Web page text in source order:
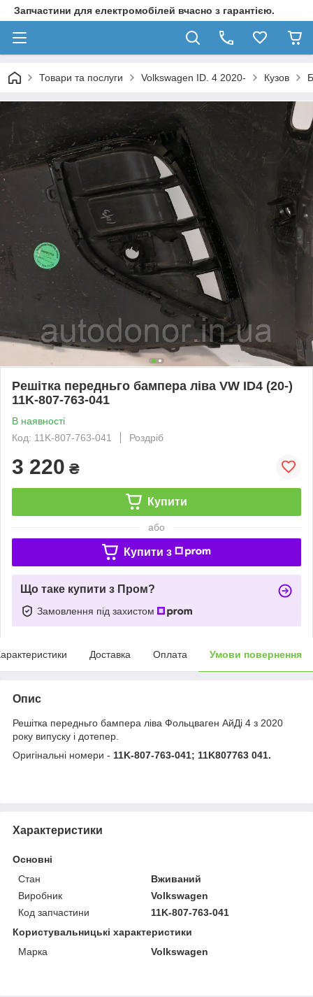
Запчастини для електромобілей вчасно з гарантією.
Товари та послуги Volkswagen ID. 4 2020- Кузов
Решітка передньго бампера ліва VW ID4 (20-)
11K-807-763-041
В наявності
Код: 11K-807-763-041
Роздріб
3 220 ₴
Купити
або
Купити з
Що таке купити з Пром?
Замовлення під захистом
Доставка Оплата Умови повернення
Опис
Решітка передньго бампера ліва Фольцваген АйДі 4 з 2020
року випуску і дотепер.
Оригінальні номери - 11K-807-763-041; 11K807763 041.
Характеристики
Основні
Стан
Вживаний
Виробник
Volkswagen
Код запчастини
11K-807-763-041
Користувальницькі характеристики
Марка
Volkswagen